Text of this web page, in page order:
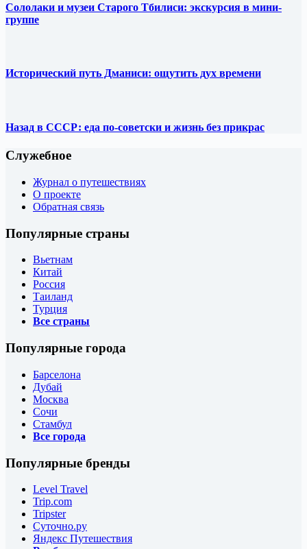
Сололаки и музеи Старого Тбилиси: экскурсия в мини-
группе
Исторический путь Дманиси: ощутить дух времени
Назад в СССР: еда по-советски и жизнь без прикрас
Служебное
Журнал о путешествиях
О проекте
Обратная связь
Популярные страны
Вьетнам
Китай
Россия
Таиланд
Турция
Все страны
Популярные города
Барселона
Дубай
Москва
Сочи
Стамбул
Все города
Популярные бренды
Level Travel
Trip.com
Tripster
Суточно.ру
Яндекс Путешествия